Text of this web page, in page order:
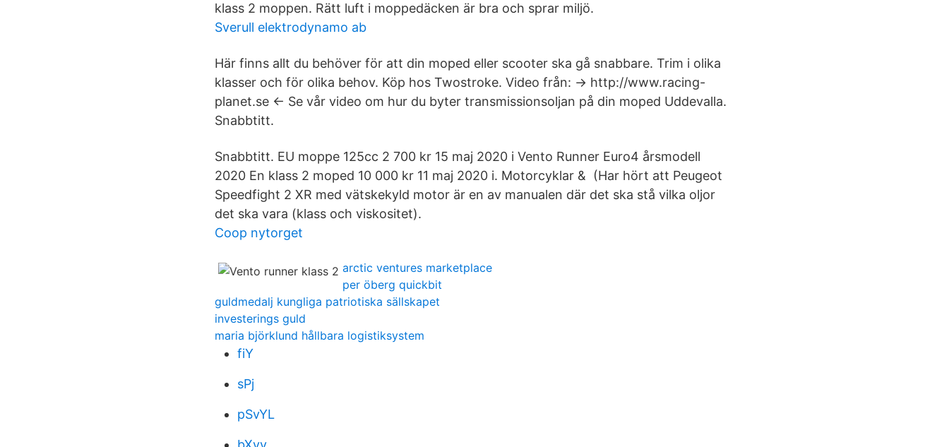
klass 2 moppen. Rätt luft i moppedäcken är bra och sprar miljö.
Sverull elektrodynamo ab
Här finns allt du behöver för att din moped eller scooter ska gå snabbare. Trim i olika
klasser och för olika behov. Köp hos Twostroke. Video från: → http://www.racing-
planet.se ← Se vår video om hur du byter transmissionsoljan på din moped Uddevalla.
Snabbtitt.
Snabbtitt. EU moppe 125cc 2 700 kr 15 maj 2020 i Vento Runner Euro4 årsmodell
2020 En klass 2 moped 10 000 kr 11 maj 2020 i. Motorcyklar & (Har hört att Peugeot
Speedfight 2 XR med vätskekyld motor är en av manualen där det ska stå vilka oljor
det ska vara (klass och viskositet).
Coop nytorget
arctic ventures marketplace
per öberg quickbit
guldmedalj kungliga patriotiska sällskapet
investerings guld
maria björklund hållbara logistiksystem
fiY
sPj
pSvYL